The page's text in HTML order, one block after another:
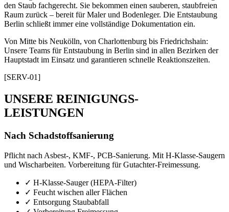
den Staub fachgerecht. Sie bekommen einen sauberen, staubfreien
Raum zurück – bereit für Maler und Bodenleger. Die Entstaubung
Berlin schließt immer eine vollständige Dokumentation ein.
Von Mitte bis Neukölln, von Charlottenburg bis Friedrichshain:
Unsere Teams für Entstaubung in Berlin sind in allen Bezirken der
Hauptstadt im Einsatz und garantieren schnelle Reaktionszeiten.
[SERV-01]
UNSERE REINIGUNGS-
LEISTUNGEN
Nach Schadstoffsanierung
Pflicht nach Asbest-, KMF-, PCB-Sanierung. Mit H-Klasse-Saugern
und Wischarbeiten. Vorbereitung für Gutachter-Freimessung.
✓ H-Klasse-Sauger (HEPA-Filter)
✓ Feucht wischen aller Flächen
✓ Entsorgung Staubabfall